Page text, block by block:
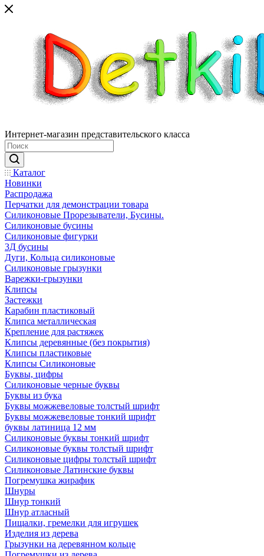
Интернет-магазин представительского класса
Каталог
Новинки
Распродажа
Перчатки для демонстрации товара
Силиконовые Прорезыватели, Бусины.
Силиконовые бусины
Силиконовые фигурки
3Д бусины
Дуги, Кольца силиконовые
Силиконовые грызунки
Варежки-грызунки
Клипсы
Застежки
Карабин пластиковый
Клипса металлическая
Крепление для растяжек
Клипсы деревянные (без покрытия)
Клипсы пластиковые
Клипсы Силиконовые
Буквы, цифры
Силиконовые черные буквы
Буквы из бука
Буквы можжевеловые толстый шрифт
Буквы можжевеловые тонкий шрифт
буквы латиница 12 мм
Силиконовые буквы тонкий шрифт
Силиконовые буквы толстый шрифт
Силиконовые цифры толстый шрифт
Силиконовые Латинские буквы
Погремушка жирафик
Шнуры
Шнур тонкий
Шнур атласный
Пищалки, гремелки для игрушек
Изделия из дерева
Грызунки на деревянном кольце